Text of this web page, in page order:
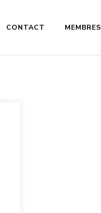
CONTACT MEMBRES